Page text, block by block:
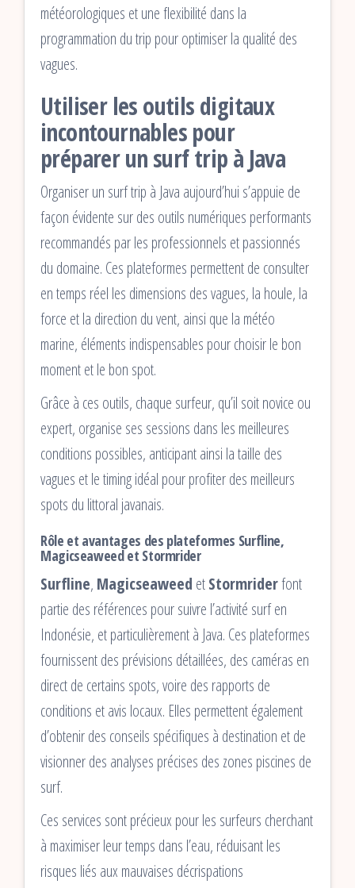
météorologiques et une flexibilité dans la
programmation du trip pour optimiser la qualité des
vagues.
Utiliser les outils digitaux
incontournables pour
préparer un surf trip à Java
Organiser un surf trip à Java aujourd’hui s’appuie de
façon évidente sur des outils numériques performants
recommandés par les professionnels et passionnés
du domaine. Ces plateformes permettent de consulter
en temps réel les dimensions des vagues, la houle, la
force et la direction du vent, ainsi que la météo
marine, éléments indispensables pour choisir le bon
moment et le bon spot.
Grâce à ces outils, chaque surfeur, qu’il soit novice ou
expert, organise ses sessions dans les meilleures
conditions possibles, anticipant ainsi la taille des
vagues et le timing idéal pour profiter des meilleurs
spots du littoral javanais.
Rôle et avantages des plateformes Surfline,
Magicseaweed et Stormrider
Surfline, Magicseaweed etStormriderfont
partie des références pour suivre l’activité surf en
Indonésie, et particulièrement à Java. Ces plateformes
fournissent des prévisions détaillées, des caméras en
direct de certains spots, voire des rapports de
conditions et avis locaux. Elles permettent également
d’obtenir des conseils spécifiques à destination et de
visionner des analyses précises des zones piscines de
surf.
Ces services sont précieux pour les surfeurs cherchant
à maximiser leur temps dans l’eau, réduisant les
risques liés aux mauvaises décrispations